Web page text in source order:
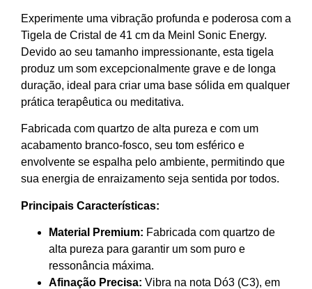
Experimente uma vibração profunda e poderosa com a
Tigela de Cristal de 41 cm da Meinl Sonic Energy.
Devido ao seu tamanho impressionante, esta tigela
produz um som excepcionalmente grave e de longa
duração, ideal para criar uma base sólida em qualquer
prática terapêutica ou meditativa.
Fabricada com quartzo de alta pureza e com um
acabamento branco-fosco, seu tom esférico e
envolvente se espalha pelo ambiente, permitindo que
sua energia de enraizamento seja sentida por todos.
Principais Características:
Material Premium: Fabricada com quartzo de
alta pureza para garantir um som puro e
ressonância máxima.
Afinação Precisa: Vibra na nota Dó3 (C3), em